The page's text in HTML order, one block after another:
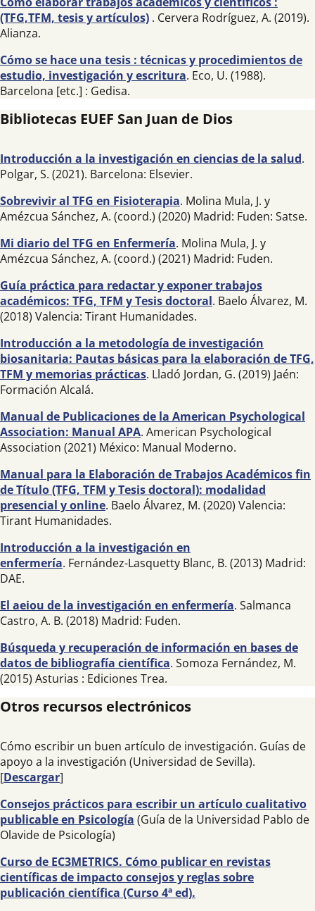
(TFG,TFM, tesis y artículos) . Cervera Rodríguez, A. (2019).
Alianza.
Cómo se hace una tesis : técnicas y procedimientos de
estudio, investigación y escritura. Eco, U. (1988).
Barcelona [etc.] : Gedisa.
Bibliotecas EUEF San Juan de Dios
Introducción a la investigación en ciencias de la salud.
Polgar, S. (2021). Barcelona: Elsevier.
Sobrevivir al TFG en Fisioterapia. Molina Mula, J. y
Amézcua Sánchez, A. (coord.) (2020) Madrid: Fuden: Satse.
Mi diario del TFG en Enfermería. Molina Mula, J. y
Amézcua Sánchez, A. (coord.) (2021) Madrid: Fuden.
Guía práctica para redactar y exponer trabajos
académicos: TFG, TFM y Tesis doctoral. Baelo Álvarez, M.
(2018) Valencia: Tirant Humanidades.
Introducción a la metodología de investigación
biosanitaria: Pautas básicas para la elaboración de TFG,
TFM y memorias prácticas. Lladó Jordan, G. (2019) Jaén:
Formación Alcalá.
Manual de Publicaciones de la American Psychological
Association: Manual APA. American Psychological
Association (2021) México: Manual Moderno.
Manual para la Elaboración de Trabajos Académicos fin
de Título (TFG, TFM y Tesis doctoral): modalidad
presencial y online. Baelo Álvarez, M. (2020) Valencia:
Tirant Humanidades.
Introducción a la investigación en
enfermería. Fernández-Lasquetty Blanc, B. (2013) Madrid:
DAE.
El aeiou de la investigación en enfermería. Salmanca
Castro, A. B. (2018) Madrid: Fuden.
Búsqueda y recuperación de información en bases de
datos de bibliografía científica. Somoza Fernández, M.
(2015) Asturias : Ediciones Trea.
Otros recursos electrónicos
Cómo escribir un buen artículo de investigación. Guías de
apoyo a la investigación (Universidad de Sevilla).
[Descargar]
Consejos prácticos para escribir un artículo cualitativo
publicable en Psicología (Guía de la Universidad Pablo de
Olavide de Psicología)
Curso de EC3METRICS. Cómo publicar en revistas
científicas de impacto consejos y reglas sobre
publicación científica (Curso 4ª ed).